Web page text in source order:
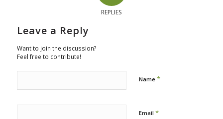
REPLIES
Leave a Reply
Want to join the discussion?
Feel free to contribute!
Name *
Email *